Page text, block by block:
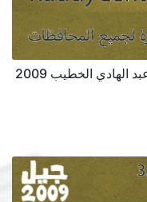
بنك الأسئلة اللغة العربية الفصل الثاني عبد الهادي الخطيب 2009